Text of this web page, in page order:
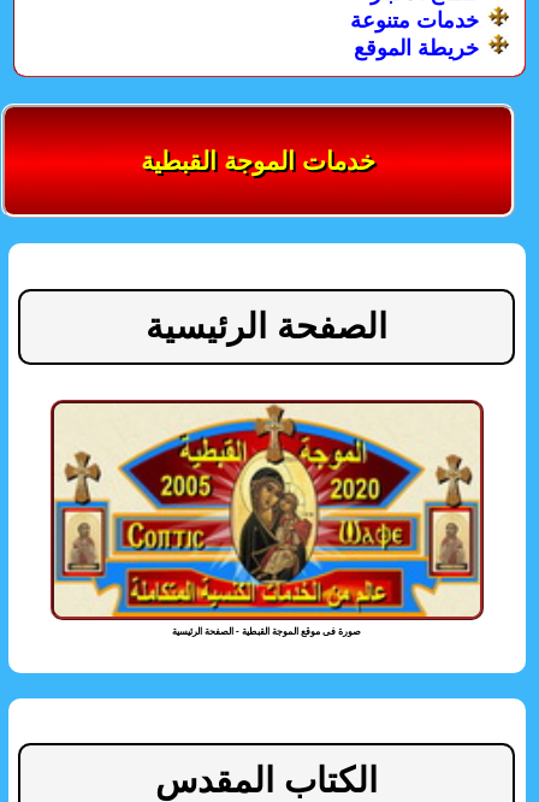
خدمات متنوعة
خريطة الموقع
خدمات الموجة القبطية
الصفحة الرئيسية
صورة فى موقع الموجة القبطية - الصفحة الرئيسية
الكتاب المقدس